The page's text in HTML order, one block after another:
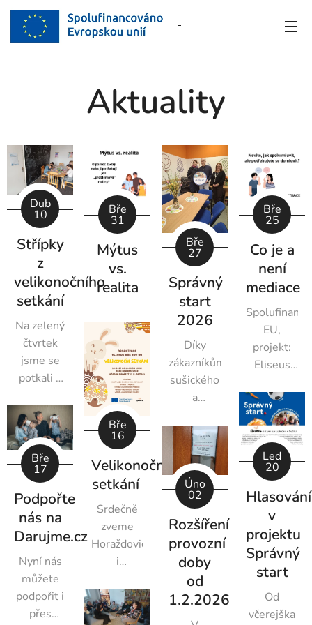
Aktuality
Dub
10
Střípky
z
velikonočního
setkání
Na zelený
čtvrtek
jsme se
potkali s
dospělými
na
Velikonočním
setkání v
Horažďovicích.
Bylo to
příjemné
odpoledne
se
zdobením
perníčků,
Bře
31
Mýtus
vs.
realita
Bře
27
Správný
start
2026
Díky
zákazníkům
sušického
a
Tesca
jsme
získali
podporu z
programu
Správný
start od
NROS -
Nadace
rozvoje
občanské
Bře
25
Co je a
není
mediace
EU,
projekt:
Eliseus
rodinu,
Bře
17
Podpořte
nás na
Darujme.cz
Nyní nás
můžete
podpořit i
přes
Bře
16
Velikonoční
setkání
Srdečně
zveme
Horažďovické
i
na
Velikonoční
Úno
02
Rozšíření
provozní
doby
od
1.2.2026
Led
20
Hlasování
v
projektu
Správný
start
Od
včerejška